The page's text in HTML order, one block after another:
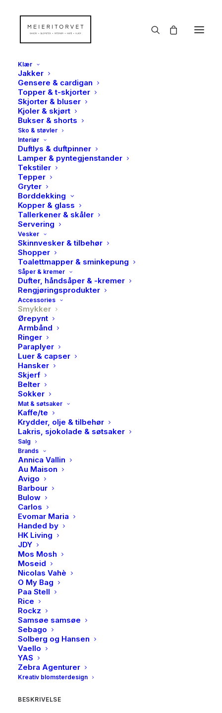
Klær
Jakker
Gensere & cardigan
Topper & t-skjorter
Skjorter & bluser
Kjoler & skjørt
Bukser & shorts
Sko & støvler
Interiør
Duftlys & duftpinner
Lamper & pyntegjenstander
Tekstiler
Tepper
Gryter
Borddekking
Kopper & glass
Tallerkener & skåler
Servering
Vesker
Skinnvesker & tilbehør
Shopper
Toalettmapper & sminkepung
Såper & kremer
Dufter, håndsåper & -kremer
Rengjøringsprodukter
Accessories
Smykker
Ørepynt
Armbånd
Ringer
Paraplyer
Luer & capser
Hansker
Skjerf
Belter
Sokker
Mat & søtsaker
Kaffe/te
Krydder, olje & tilbehør
Lakris, sjokolade & søtsaker
Salg
Brands
Annica Vallin
Au Maison
Avigo
Barbour
Bulow
Carlos
Evomar Maria
Handed by
HK Living
JDY
Mos Mosh
Moseid
Nicolas Vahè
O My Bag
Paa Stell
Rice
Rockz
Samsøe samsøe
Sebago
Solberg og Hansen
Vaello
YAS
Zebra Agenturer
Kreativ blomsterdesign
TILBUD!
Sandra Lyng x Pan, Forgylt
smykke i sølv med
ferskvannsperle
999,00kr
Opprinnelig
pris
var:
999,00kr.
499,50
Sandra Lyng gifter seg og lanserer i den forbindelse en
limited edition serie med vakre perlesmykker. Klassisk
smykke i forgylt sølv med en vakker ferskvannsperle.
Perfekt til livets store anledninger, men også når du
pynter deg til hverdags.
Utsolgt
Produktnummer
Kategorier
Brand
BESKRIVELSE